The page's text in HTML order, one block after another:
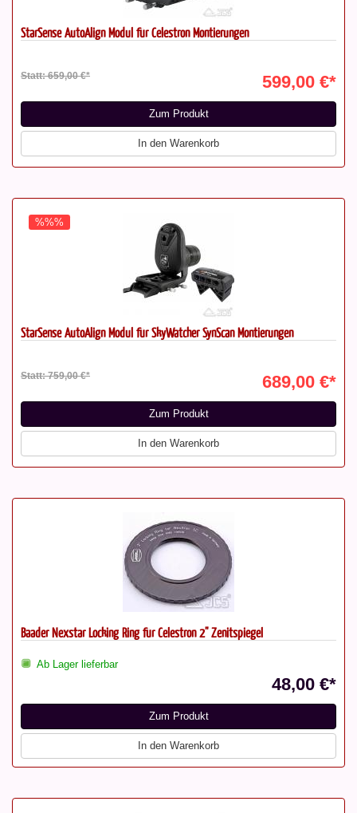
StarSense AutoAlign Modul für Celestron Montierungen
Statt: 659,00 €* 599,00 €*
Zum Produkt
In den Warenkorb
%%%
StarSense AutoAlign Modul für SkyWatcher SynScan Montierungen
Statt: 759,00 €* 689,00 €*
Zum Produkt
In den Warenkorb
Baader Nexstar Locking Ring für Celestron 2" Zenitspiegel
Ab Lager lieferbar
48,00 €*
Zum Produkt
In den Warenkorb